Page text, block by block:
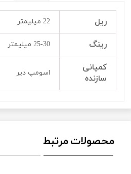
ریل 22 میلیمتر
رینگ 25-30 میلیمتر
کمپانی
سازنده
اسومپ دیر
محصولات مرتبط